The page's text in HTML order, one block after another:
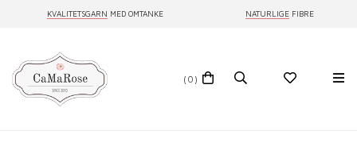
KVALITETSGARN MED OMTANKE NATURLIGE FIBRE
(0)